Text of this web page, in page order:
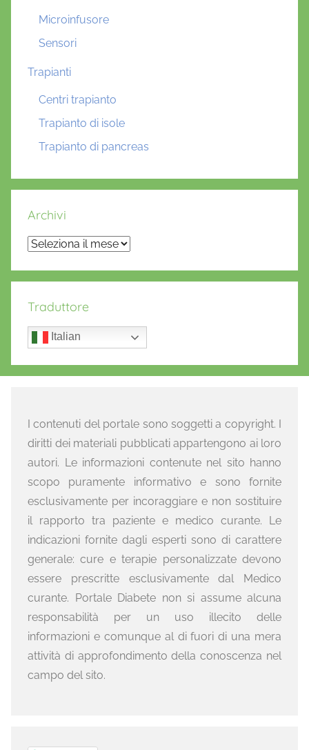
Microinfusore
Sensori
Trapianti
Centri trapianto
Trapianto di isole
Trapianto di pancreas
Archivi
Archivi
Traduttore
Italian
I contenuti del portale sono soggetti a copyright. I
diritti dei materiali pubblicati appartengono ai loro
autori. Le informazioni contenute nel sito hanno
scopo puramente informativo e sono fornite
esclusivamente per incoraggiare e non sostituire
il rapporto tra paziente e medico curante. Le
indicazioni fornite dagli esperti sono di carattere
generale: cure e terapie personalizzate devono
essere prescritte esclusivamente dal Medico
curante. Portale Diabete non si assume alcuna
responsabilità per un uso illecito delle
informazioni e comunque al di fuori di una mera
attività di approfondimento della conoscenza nel
campo del sito.